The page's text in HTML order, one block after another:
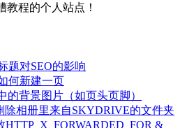
教程的个人站点！
题对SEO的影响
何新建一页
的背景图片（如页头页脚）
除相册里来自SKYDRIVE的文件夹
HTTP_X_FORWARDED_FOR &